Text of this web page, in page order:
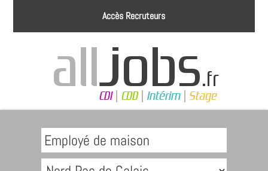
Accès Recruteurs